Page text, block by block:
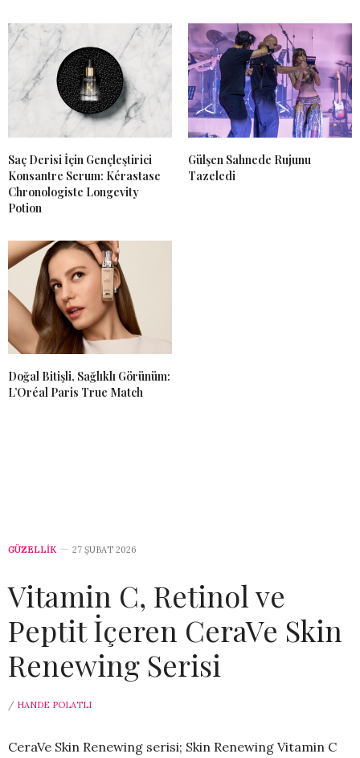
Saç Derisi İçin Gençleştirici
Konsantre Serum: Kérastase
Chronologiste Longevity
Potion
Gülşen Sahnede Rujunu
Tazeledi
Doğal Bitişli, Sağlıklı Görünüm:
L’Oréal Paris True Match
GÜZELLİK 27 ŞUBAT 2026
Vitamin C, Retinol ve
Peptit İçeren CeraVe Skin
Renewing Serisi
/ HANDE POLATLI
CeraVe Skin Renewing serisi; Skin Renewing Vitamin C